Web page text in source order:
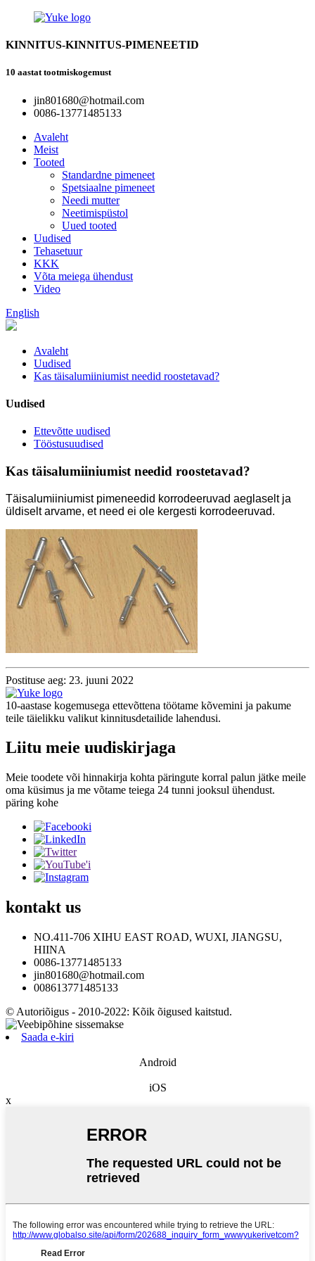
KINNITUS-KINNITUS-PIMENEETID
10 aastat tootmiskogemust
jin801680@hotmail.com
0086-13771485133
Avaleht
Meist
Tooted
Standardne pimeneet
Spetsiaalne pimeneet
Needi mutter
Neetimispüstol
Uued tooted
Uudised
Tehasetuur
KKK
Võta meiega ühendust
Video
English
Avaleht
Uudised
Kas täisalumiiniumist needid roostetavad?
Uudised
Ettevõtte uudised
Tööstusuudised
Kas täisalumiiniumist needid roostetavad?
Täisalumiiniumist pimeneedid korrodeeruvad aeglaselt ja
üldiselt arvame, et need ei ole kergesti korrodeeruvad.
Postituse aeg: 23. juuni 2022
10-aastase kogemusega ettevõttena töötame kõvemini ja pakume
teile täielikku valikut kinnitusdetailide lahendusi.
Liitu meie uudiskirjaga
Meie toodete või hinnakirja kohta päringute korral palun jätke meile
oma küsimus ja me võtame teiega 24 tunni jooksul ühendust.
päring kohe
kontakt us
NO.411-706 XIHU EAST ROAD, WUXI, JIANGSU,
HIINA
0086-13771485133
jin801680@hotmail.com
008613771485133
© Autoriõigus - 2010-2022: Kõik õigused kaitstud.
Saada e-kiri
Android
iOS
x